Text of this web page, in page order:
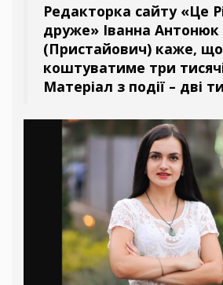
Редакторка сайту «Це
друже» Іванна Антонюк
(Пристайович) каже,
коштуватиме три
Матеріал з події – дві